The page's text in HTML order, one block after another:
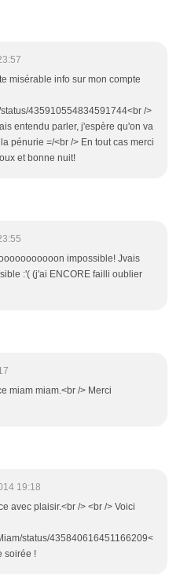
misérable info sur mon compte
435910554834591744<br />
entendu parler, j'espère qu'on va
pénurie =/<br /> En tout cas merci
et bonne nuit!
impossible! Jvais
:'( (j'ai ENCORE failli oublier
miam miam.<br /> Merci
19:18
avec plaisir.<br /> <br /> Voici
status/435840616451166209<
soirée !